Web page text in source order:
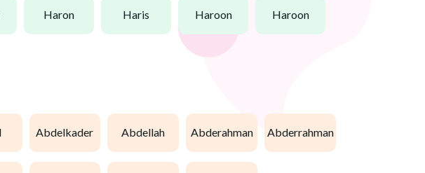
haron haris haroon haroon
abdelkader abdellah abderahman abderrahman